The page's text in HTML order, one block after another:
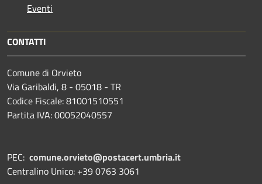
Eventi
CONTATTI
Comune di Orvieto
Via Garibaldi, 8 - 05018 - TR
Codice Fiscale: 81001510551
Partita IVA: 00052040557
PEC: comune.orvieto@postacert.umbria.it
Centralino Unico: +39 0763 3061